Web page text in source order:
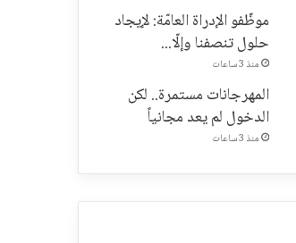
موظّفو الإدراة العامّة: لإيجاد
حلول تنصفنا وإلّا...
منذ 3 ساعات
المهرجانات مستمرة.. لكن
الدخول لم يعد مجانياً
منذ 3 ساعات